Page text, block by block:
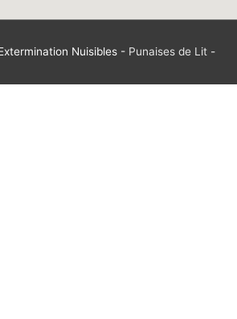
Nuisibles- Punaises de Lit-